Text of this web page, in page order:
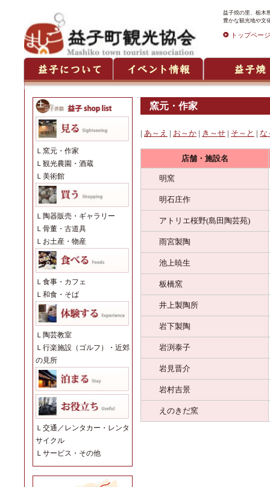
益子焼の里、栃木
豊かな観光地や文
トップページ
Ｌ 窯元・作家
Ｌ 観光農園・酒蔵
Ｌ 美術館
Ｌ 陶器販売・ギャラリー
Ｌ 骨董・古道具
Ｌ お土産・物産
Ｌ 食事・カフェ
Ｌ 和食・そば
Ｌ 陶芸教室
Ｌ 行楽施設（ゴルフ）・近郊
の見所
Ｌ 交通／レンタカー・レンタ
サイクル
Ｌ サービス・その他
窯元・作家
| あ～え | お～か | き～せ | そ～と | な
店舗・施設名
明窯
明石庄作
アトリエ桜野(島田陶芸苑)
雨宮製陶
池上暁生
板橋窯
井上製陶所
岩下製陶
岩渕泰子
岩見晋介
岩村吉景
えのきだ窯